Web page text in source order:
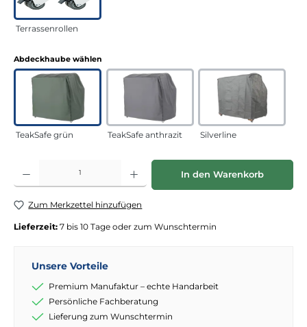
Terrassenrollen
Abdeckhaube wählen
TeakSafe grün TeakSafe anthrazit Silverline
Produkt Anzahl: Gib den gewünschten Wert ein oder benutze die
In den Warenkorb
Zum Merkzettel hinzufügen
Lieferzeit: 7 bis 10 Tage oder zum Wunschtermin
Unsere Vorteile
Premium Manufaktur – echte Handarbeit
Persönliche Fachberatung
Lieferung zum Wunschtermin